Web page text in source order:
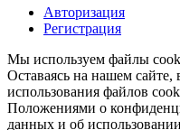
Авторизация
Регистрация
Мы используем файлы
Оставаясь на нашем сайте,
использования файлов
Положениями о
данных и об